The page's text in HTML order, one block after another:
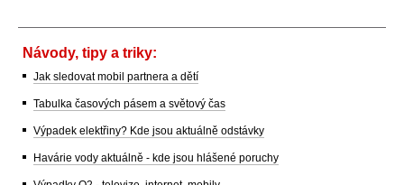
Návody, tipy a triky:
Jak sledovat mobil partnera a dětí
Tabulka časových pásem a světový čas
Výpadek elektřiny? Kde jsou aktuálně odstávky
Havárie vody aktuálně - kde jsou hlášené poruchy